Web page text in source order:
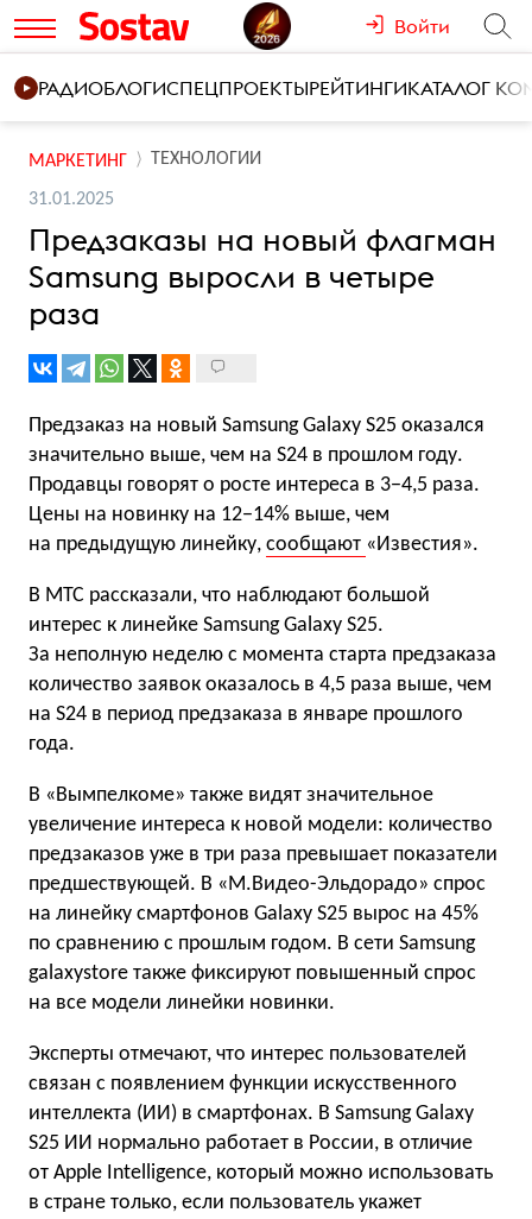
Войти
РАДИОБЛОГИСПЕЦПРОЕКТЫРЕЙТИНГИКАТАЛОГ
МАРКЕТИНГ ТЕХНОЛОГИИ
31.01.2025
Предзаказы на новый флагман
Samsung выросли в четыре
раза
Предзаказ на новый Samsung Galaxy S25 оказался
значительно выше, чем на S24 в прошлом году.
Продавцы говорят о росте интереса в 3−4,5 раза.
Цены на новинку на 12−14% выше, чем
на предыдущую линейку, сообщают «Известия».
В МТС рассказали, что наблюдают большой
интерес к линейке Samsung Galaxy S25.
За неполную неделю с момента старта предзаказа
количество заявок оказалось в 4,5 раза выше, чем
на S24 в период предзаказа в январе прошлого
года.
В «Вымпелкоме» также видят значительное
увеличение интереса к новой модели: количество
предзаказов уже в три раза превышает показатели
предшествующей. В «М.Видео-Эльдорадо» спрос
на линейку смартфонов Galaxy S25 вырос на 45%
по сравнению с прошлым годом. В сети Samsung
galaxystore также фиксируют повышенный спрос
на все модели линейки новинки.
Эксперты отмечают, что интерес пользователей
связан с появлением функции искусственного
интеллекта (ИИ) в смартфонах. В Samsung Galaxy
S25 ИИ нормально работает в России, в отличие
от Apple Intelligence, который можно использовать
в стране только, если пользователь укажет